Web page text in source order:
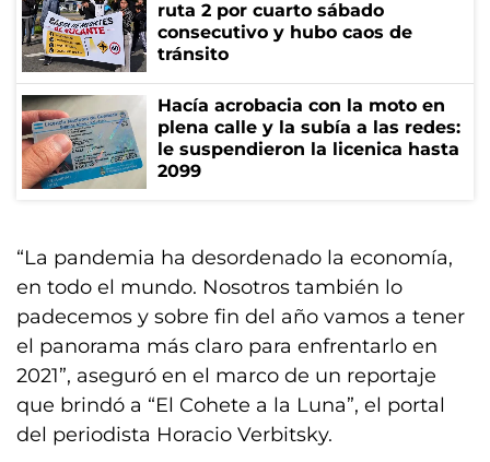
ruta 2 por cuarto sábado
consecutivo y hubo caos de
tránsito
Hacía acrobacia con la moto en
plena calle y la subía a las redes:
le suspendieron la licenica hasta
2099
“La pandemia ha desordenado la economía,
en todo el mundo. Nosotros también lo
padecemos y sobre fin del año vamos a tener
el panorama más claro para enfrentarlo en
2021”, aseguró en el marco de un reportaje
que brindó a “El Cohete a la Luna”, el portal
del periodista Horacio Verbitsky.